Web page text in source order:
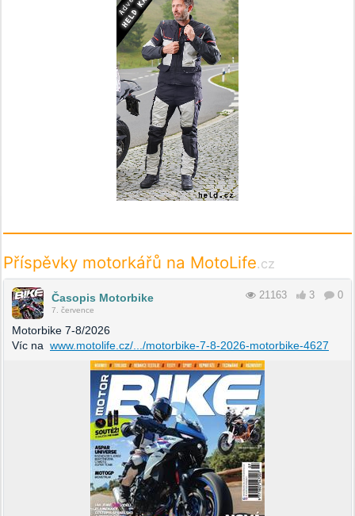
Příspěvky motorkářů na MotoLife.cz
Časopis Motorbike
7. července
21163 3 0
Motorbike 7-8/2026
Víc na www.motolife.cz/.../motorbike-7-8-2026-motorbike-4627